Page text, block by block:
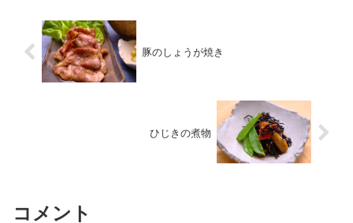
豚のしょうが焼き
ひじきの煮物
コメント